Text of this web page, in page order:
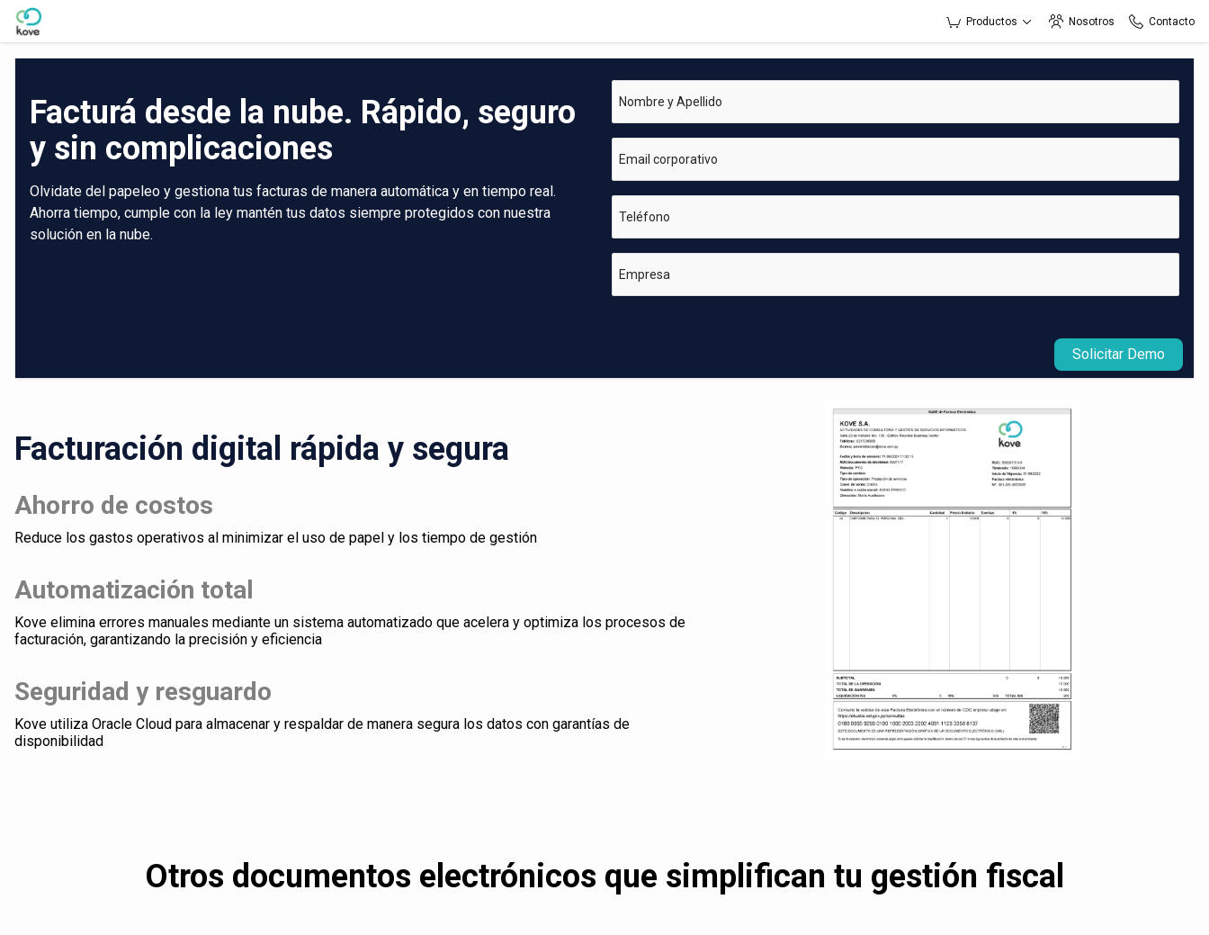
Skip to Main Content
Productos Nosotros Contacto
Facturá desde la nube. Rápido, seguro
y sin complicaciones
Olvidate del papeleo y gestiona tus facturas de manera automática y en tiempo real.
Ahorra tiempo, cumple con la ley mantén tus datos siempre protegidos con nuestra
solución en la nube.
Nombre y Apellido
Email corporativo
Teléfono
Empresa
Solicitar Demo
Facturación digital rápida y segura
Ahorro de costos
Reduce los gastos operativos al minimizar el uso de papel y los tiempo de gestión
Automatización total
Kove elimina errores manuales mediante un sistema automatizado que acelera y optimiza los procesos de
facturación, garantizando la precisión y eficiencia
Seguridad y resguardo
Kove utiliza Oracle Cloud para almacenar y respaldar de manera segura los datos con garantías de
disponibilidad
Otros documentos electrónicos que simplifican tu gestión fiscal